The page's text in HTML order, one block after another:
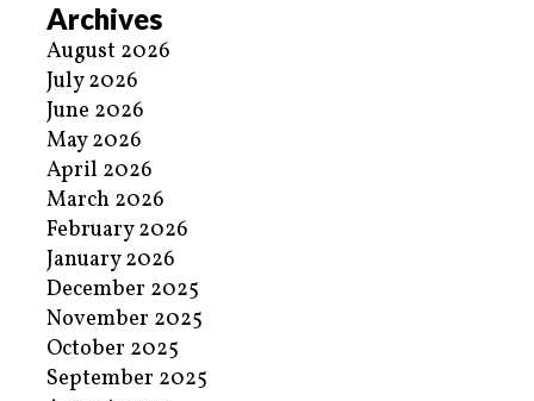
Archives
August 2026
July 2026
June 2026
May 2026
April 2026
March 2026
February 2026
January 2026
December 2025
November 2025
October 2025
September 2025